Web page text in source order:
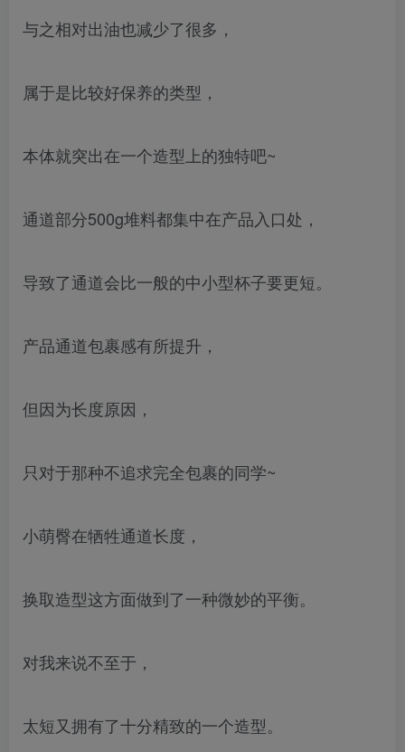
与之相对出油也减少了很多，
属于是比较好保养的类型，
本体就突出在一个造型上的独特吧~
通道部分500g堆料都集中在产品入口处，
导致了通道会比一般的中小型杯子要更短。
产品通道包裹感有所提升，
但因为长度原因，
只对于那种不追求完全包裹的同学~
小萌臀在牺牲通道长度，
换取造型这方面做到了一种微妙的平衡。
对我来说不至于，
太短又拥有了十分精致的一个造型。